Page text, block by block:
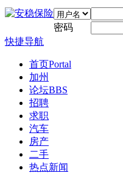
密码
快捷导航
首页Portal
加州
论坛BBS
招聘
求职
汽车
房产
二手
热点新闻